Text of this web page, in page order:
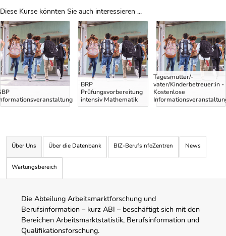
Diese Kurse könnten Sie auch interessieren ...
Uber Weiterbildungsvorschläge
BRP
Prüfungsvorbereitung
intensiv Mathematik
Tagesmutter/-
vater/Kinderbetreuer:in -
Kostenlose
Über Uns Über die Datenbank BIZ-BerufsInfoZentren News
Wartungsbereich
Die Abteilung Arbeitsmarktforschung und
Berufsinformation – kurz ABI – beschäftigt sich mit den
Bereichen Arbeitsmarktstatistik, Berufsinformation und
Qualifikationsforschung.